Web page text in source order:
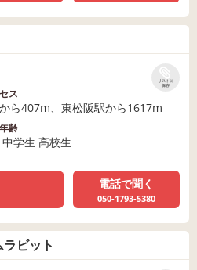
リストに
保存
ス
ら407m、東松阪駅から1617m
齢
学生 高校生
電話で聞く
050-1793-5380
ビット